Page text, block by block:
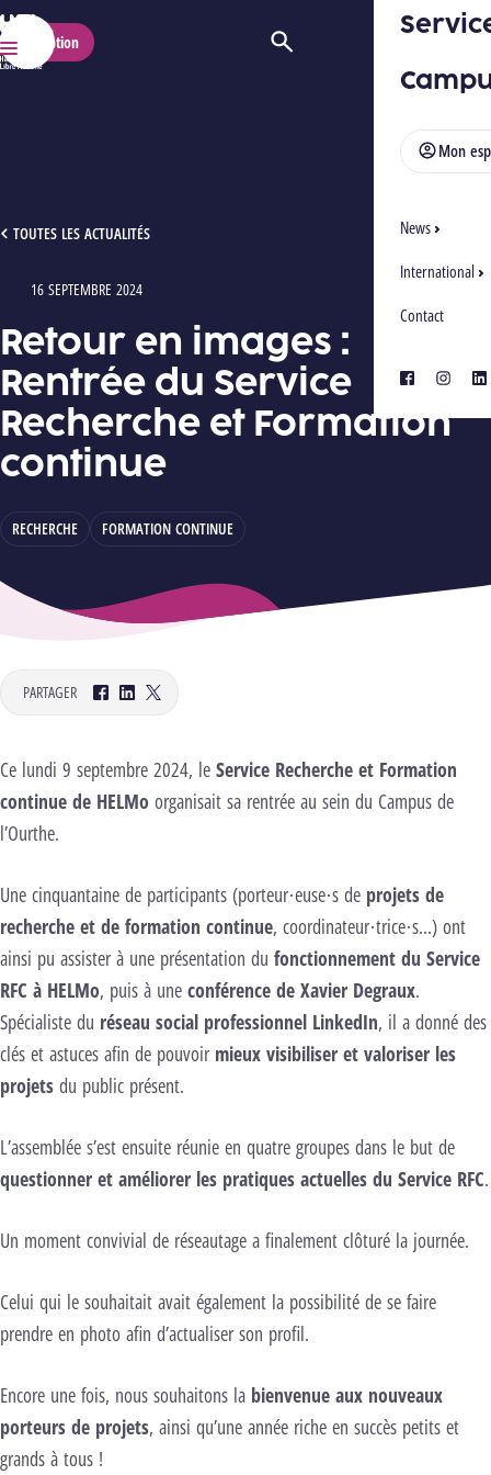
HELMo
Menu
Mon
News
International
Contact
facebook
Inscription Ouvrir/Fermer la recherche
TOUTES LES ACTUALITÉS
RETOUR EN IMAGES : RENTRÉE DU SERVICE RECHERCHE ET FORMATION CONTINUE
Retour en images :
Rentrée du Service
Recherche et Formation
continue
Type : Articles
16 SEPTEMBRE 2024
RECHERCHE FORMATION CONTINUE
PARTAGER
Facebook
LinkedInTwitter
Ce lundi 9 septembre 2024, le Service Recherche et Formation
continue de HELMo organisait sa rentrée au sein du Campus de
l’Ourthe.
Une cinquantaine de participants (porteur·euse·s de projets de
recherche et de formation continue, coordinateur·trice·s…) ont
ainsi pu assister à une présentation du fonctionnement du Service
RFC à HELMo, puis à une conférence de Xavier Degraux.
Spécialiste du réseau social professionnel LinkedIn, il a donné des
clés et astuces afin de pouvoir mieux visibiliser et valoriser les
projets du public présent.
L’assemblée s’est ensuite réunie en quatre groupes dans le but de
questionner et améliorer les pratiques actuelles du Service RFC.
Un moment convivial de réseautage a finalement clôturé la journée.
Celui qui le souhaitait avait également la possibilité de se faire
prendre en photo afin d’actualiser son profil.
Encore une fois, nous souhaitons la bienvenue aux nouveaux
porteurs de projets, ainsi qu’une année riche en succès petits et
grands à tous !